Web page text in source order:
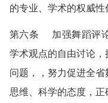
的专业、学术的权威性
第六条 加强舞蹈评
学术观点的自由讨论
问题，，努力促进全
思维、科学的态度，正